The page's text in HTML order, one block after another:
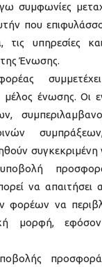
συμφωνίες
που
υπηρεσίες
της Ένωσης.
ένωσης. Οι
συγκεκριμένη
να απαιτήσει
φορέων να
μορφή,